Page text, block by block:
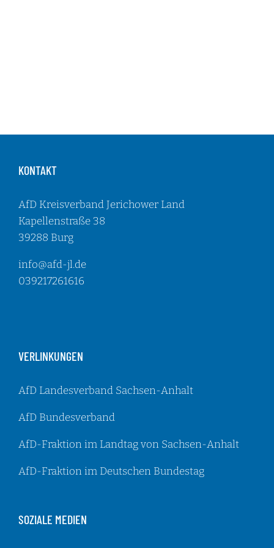
KONTAKT
AfD Kreisverband Jerichower Land
Kapellenstraße 38
39288 Burg
info@afd-jl.de
039217261616
VERLINKUNGEN
AfD Landesverband Sachsen-Anhalt
AfD Bundesverband
AfD-Fraktion im Landtag von Sachsen-Anhalt
AfD-Fraktion im Deutschen Bundestag
SOZIALE MEDIEN